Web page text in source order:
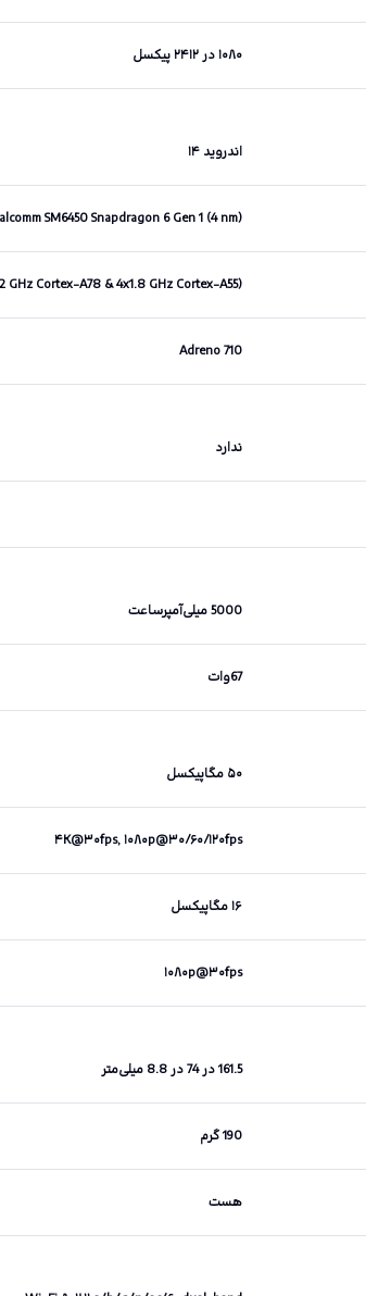
۱۰۸۰ در ۲۴۱۲ پیکسل
اندروید ۱۴
SM6450 Snapdragon 6 Gen 1 (4 nm)
GHz Cortex-A78 & 4x1.8 GHz Cortex-A55)
Adreno 710
ندارد
5000 میلی‌آمپر‌ساعت
67وات
۵۰ مگاپیکسل
۴K@۳۰fps, ۱۰۸۰p@۳۰/۶۰/۱۲۰fps
۱۶ مگاپیکسل
۱۰۸۰p@۳۰fps
161.5 در 74 در 8.8 میلی‌متر
190 گرم
هست